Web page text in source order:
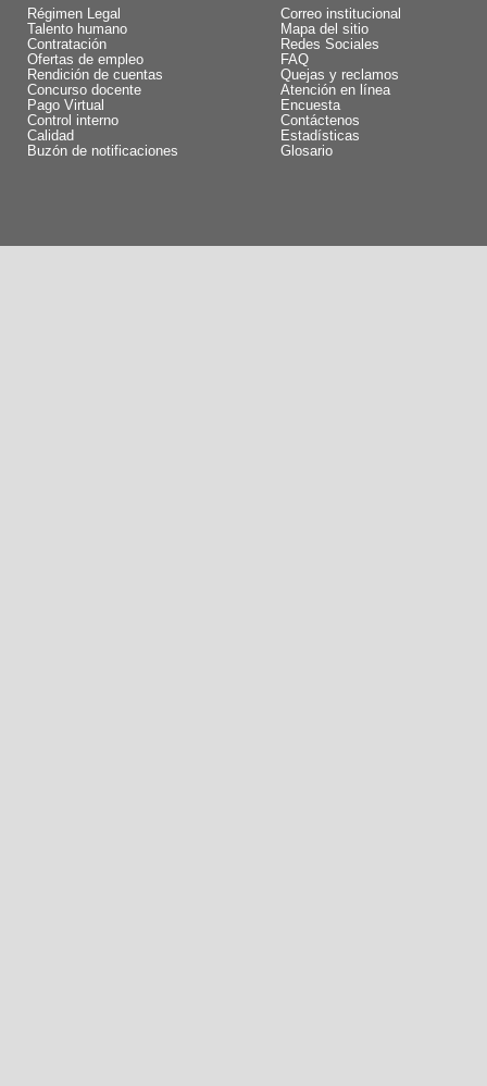
Régimen Legal
Talento humano
Contratación
Ofertas de empleo
Rendición de cuentas
Concurso docente
Pago Virtual
Control interno
Calidad
Buzón de notificaciones
Correo institucional
Mapa del sitio
Redes Sociales
FAQ
Quejas y reclamos
Atención en línea
Encuesta
Contáctenos
Estadísticas
Glosario